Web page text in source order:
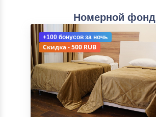
Номерной фонд
+100 бонусов за ночь
Скидка - 500 RUB